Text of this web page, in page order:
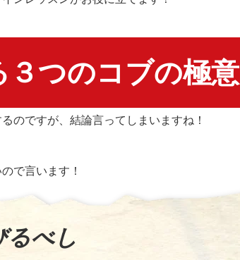
つのコブの極意
のですが、結論言ってしまいますね！
で言います！
るべし